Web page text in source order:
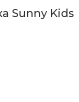
Sunny Kids